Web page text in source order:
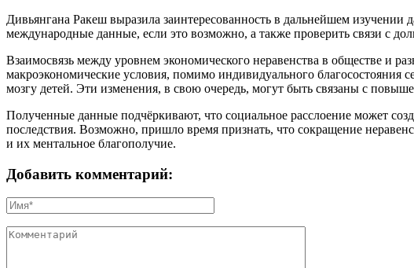
Дивьянгана Ракеш выразила заинтересованность в дальнейшем
международные данные, если это возможно, а также проверить связи с
Взаимосвязь между уровнем экономического неравенства в обществе и
макроэкономические условия, помимо индивидуального
мозгу детей. Эти изменения, в свою очередь, могут быть связаны с
Полученные данные подчёркивают, что социальное расслоение может
последствия. Возможно, пришло время признать, что сокращение
и их ментальное благополучие.
Добавить комментарий: